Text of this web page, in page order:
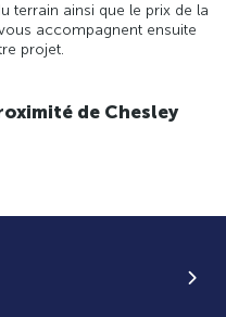
terrain ainsi que le prix de la
accompagnent ensuite
projet.
de Chesley